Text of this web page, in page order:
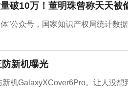
破10万！董明珠曾称天天被
”公众号，国家知识产权局统计数
新机曝光
机GalaxyXCover6Pro。让人没